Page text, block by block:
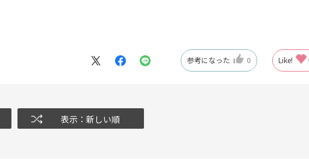
参考になった 0 Like!
表示：新しい順